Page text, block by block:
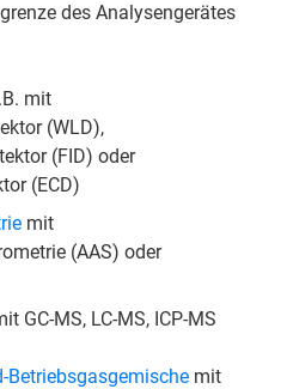
des Analysengerätes
mit
(WLD),
(FID) oder
(ECD)
mit
(AAS) oder
GC-MS, LC-MS, ICP-MS
Betriebsgasgemische mit